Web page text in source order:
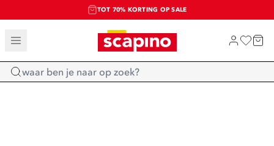
TOT 70% KORTING OP SALE
SALE: LAATSTE KANS!
SHOP NIEUW
Home